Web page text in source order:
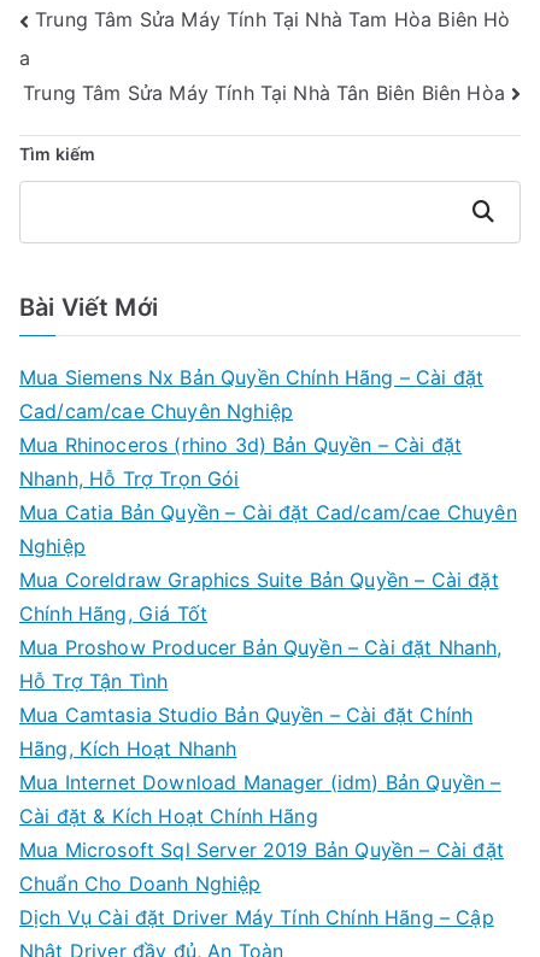
Điều
Hướng
Bài
Viết
Trung Tâm Sửa Máy Tính Tại Nhà Tam Hòa Biên Hò
a
Trung Tâm Sửa Máy Tính Tại Nhà Tân Biên Biên Hòa
Tìm kiếm
Tìm
kiếm
Bài Viết Mới
Mua Siemens Nx Bản Quyền Chính Hãng – Cài đặt
Cad/cam/cae Chuyên Nghiệp
Mua Rhinoceros (rhino 3d) Bản Quyền – Cài đặt
Nhanh, Hỗ Trợ Trọn Gói
Mua Catia Bản Quyền – Cài đặt Cad/cam/cae Chuyên
Nghiệp
Mua Coreldraw Graphics Suite Bản Quyền – Cài đặt
Chính Hãng, Giá Tốt
Mua Proshow Producer Bản Quyền – Cài đặt Nhanh,
Hỗ Trợ Tận Tình
Mua Camtasia Studio Bản Quyền – Cài đặt Chính
Hãng, Kích Hoạt Nhanh
Mua Internet Download Manager (idm) Bản Quyền –
Cài đặt & Kích Hoạt Chính Hãng
Mua Microsoft Sql Server 2019 Bản Quyền – Cài đặt
Chuẩn Cho Doanh Nghiệp
Dịch Vụ Cài đặt Driver Máy Tính Chính Hãng – Cập
Nhật Driver đầy đủ, An Toàn